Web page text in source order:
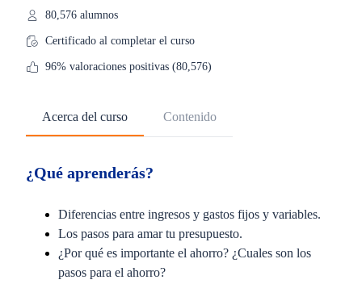
80,576 alumnos
Certificado al completar el curso
96% valoraciones positivas (80,576)
Acerca del curso Contenido
¿Qué aprenderás?
Diferencias entre ingresos y gastos fijos y variables.
Los pasos para amar tu presupuesto.
¿Por qué es importante el ahorro? ¿Cuales son los
pasos para el ahorro?